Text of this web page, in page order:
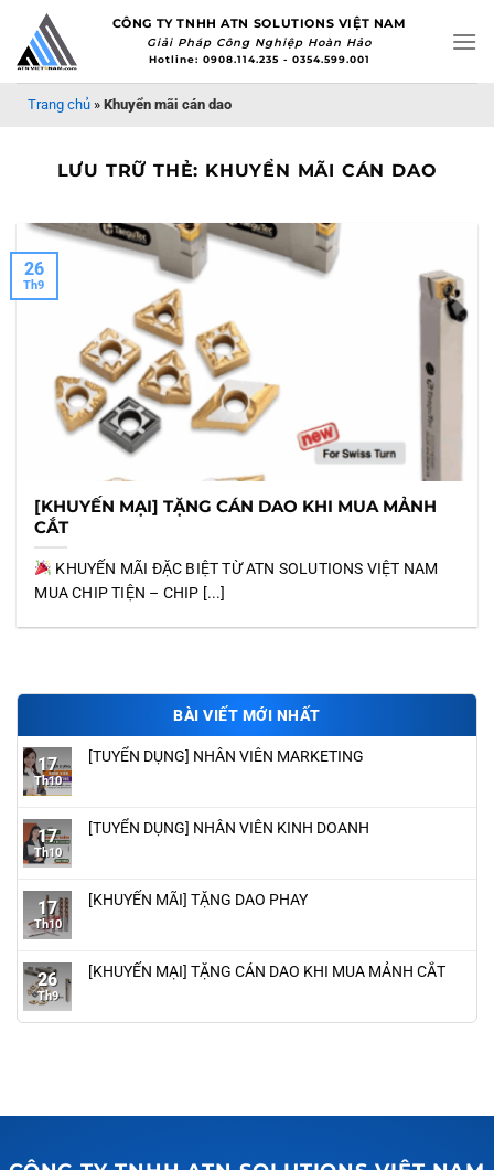
qua
nội
dung
CÔNG TY TNHH ATN SOLUTIONS VIỆT NAM
Giải Pháp Công Nghiệp Hoàn Hảo
Hotline: 0908.114.235 - 0354.599.001
Trang chủ » Khuyển mãi cán dao
LƯU TRỮ THẺ: KHUYỂN MÃI CÁN DAO
[KHUYẾN MẠI] TẶNG CÁN DAO KHI MUA MẢNH
CẮT
KHUYẾN MÃI ĐẶC BIỆT TỪ ATN SOLUTIONS VIỆT NAM
MUA CHIP TIỆN – CHIP [...]
26
Th9
BÀI VIẾT MỚI NHẤT
17
Th10
[TUYỂN DỤNG] NHÂN VIÊN MARKETING
17
Th10
[TUYỂN DỤNG] NHÂN VIÊN KINH DOANH
17
Th10
[KHUYẾN MÃI] TẶNG DAO PHAY
26
Th9
[KHUYẾN MẠI] TẶNG CÁN DAO KHI MUA MẢNH CẮT